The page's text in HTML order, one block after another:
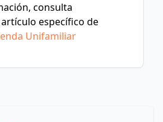
consulta
específico de
Unifamiliar